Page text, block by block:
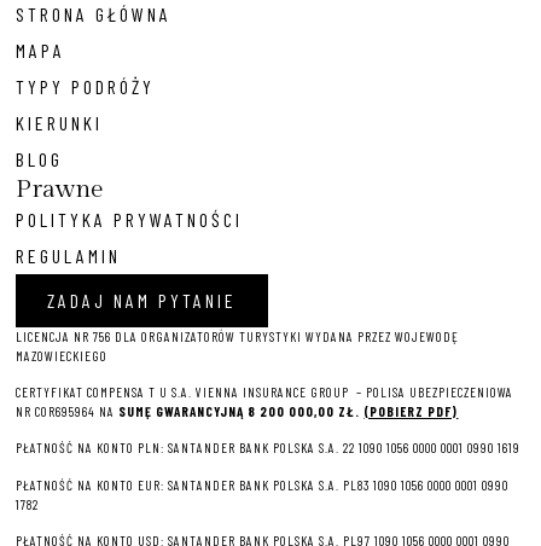
STRONA GŁÓWNA
MAPA
TYPY PODRÓŻY
KIERUNKI
BLOG
Prawne
POLITYKA PRYWATNOŚCI
REGULAMIN
ZADAJ NAM PYTANIE
LICENCJA NR 756 DLA ORGANIZATORÓW TURYSTYKI WYDANA PRZEZ WOJEWODĘ
MAZOWIECKIEGO
CERTYFIKAT COMPENSA T U S.A. VIENNA INSURANCE GROUP – POLISA UBEZPIECZENIOWA
NR COR695964 NA SUMĘ GWARANCYJNĄ 8 200 000,00 ZŁ. (POBIERZ PDF)
PŁATNOŚĆ NA KONTO PLN: SANTANDER BANK POLSKA S.A. 22 1090 1056 0000 0001 0990 1619
PŁATNOŚĆ NA KONTO EUR: SANTANDER BANK POLSKA S.A. PL83 1090 1056 0000 0001 0990
1782
PŁATNOŚĆ NA KONTO USD: SANTANDER BANK POLSKA S.A. PL97 1090 1056 0000 0001 0990